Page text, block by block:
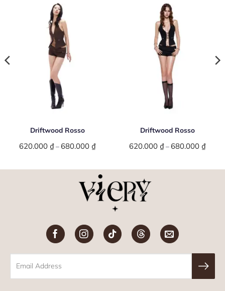
Driftwood Rosso
620.000 ₫–680.000 ₫Price
680.000 ₫
Driftwood Rosso
620.000 ₫–680.000 ₫Price